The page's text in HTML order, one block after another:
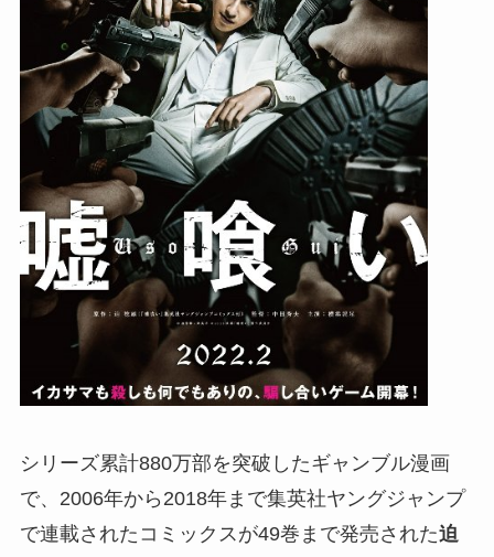
シリーズ累計880万部を突破したギャンブル漫画
で、2006年から2018年まで集英社ヤングジャンプ
で連載されたコミックスが49巻まで発売された迫